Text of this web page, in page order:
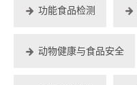
功能食品检测
动物健康与食品安全